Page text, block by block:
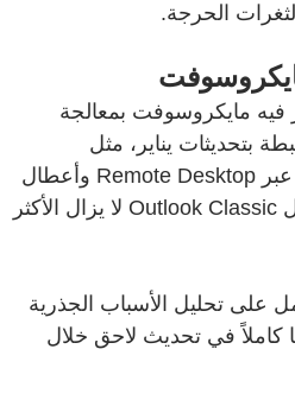
الحرجة.
مايكروسوفت بمعالجة
بتحديثات يناير، مثل
مشكلات تسجيل الدخول عبر Remote Desktop وأعطال
إيقاف التشغيل. إلا أن خلل Outlook Classic لا يزال الأكثر
على تحليل الأسباب الجذرية
في تحديث لاحق خلال